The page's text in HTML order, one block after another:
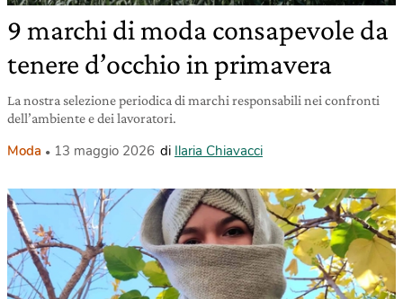
9 marchi di moda consapevole da
tenere d’occhio in primavera
La nostra selezione periodica di marchi responsabili nei confronti
dell’ambiente e dei lavoratori.
Moda 13 maggio 2026 di Ilaria Chiavacci